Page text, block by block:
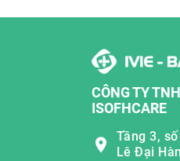
CÔNG TY
ISOFHCARE
Tầng 3,
Lê Đại